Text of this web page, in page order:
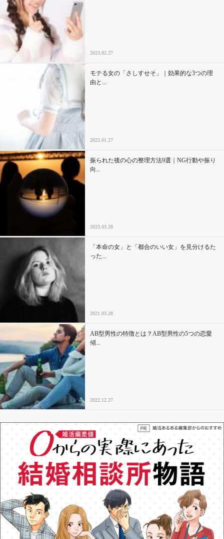
2023.02.27
モテる女の「さしすせそ」｜効果的な3つの理
由と...
2023.01.27
振られた後の心の整理方法9選｜NG行動や振り
向...
2023.03.28
「本命の女」と「都合のいい女」を見分けるた
った...
2021.03.28
AB型男性の特徴とは？AB型男性の5つの恋愛
傾...
2022.12.27